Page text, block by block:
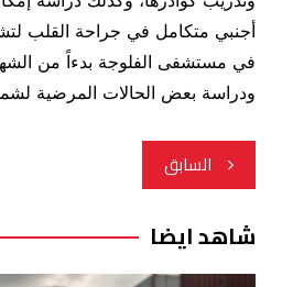
أجنبي متكامل في جراحة القلب
في مستشفى الفلوجة بدءاً من الشهر
ودراسة بعض الحالات المرضية
تصفّح
المقالات
السابق
شاهد ايضا